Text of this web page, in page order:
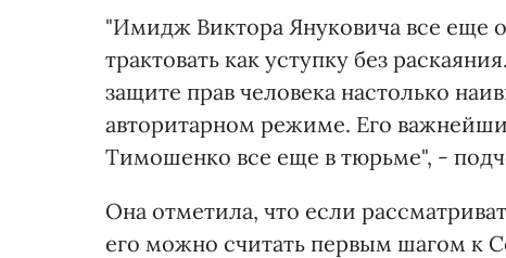
"Имидж Виктора Януковича все еще
трактовать как уступку без
защите прав человека настолько
авторитарном режиме. Его
Тимошенко все еще в тюрьме", -
Она отметила, что если
его можно считать первым шагом к